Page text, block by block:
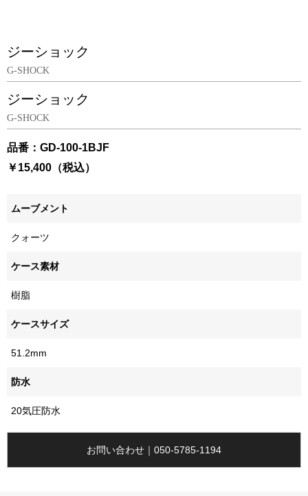
ジーショック
G-SHOCK
ジーショック
G-SHOCK
品番：GD-100-1BJF
￥15,400（税込）
ムーブメント
クォーツ
ケース素材
樹脂
ケースサイズ
51.2mm
防水
20気圧防水
お問い合わせ｜050-5785-1194